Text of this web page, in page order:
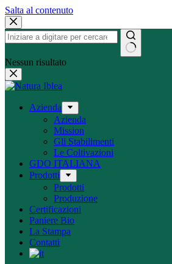
Salta al contenuto
Nessun risultato
Azienda
Azienda
Mission
Gli Stabilimenti
Le Coltivazioni
GDO ITALIANA
Prodotti
Prodotti
Produzione
Certificazioni
Paniere Bio
La Stampa
Contatti